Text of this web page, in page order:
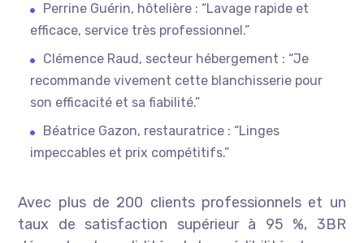
Perrine Guérin, hôtelière : “Lavage rapide et
efficace, service très professionnel.”
Clémence Raud, secteur hébergement : “Je
recommande vivement cette blanchisserie pour
son efficacité et sa fiabilité.”
Béatrice Gazon, restauratrice : “Linges
impeccables et prix compétitifs.”
Avec plus de 200 clients professionnels et un
taux de satisfaction supérieur à 95 %, 3BR